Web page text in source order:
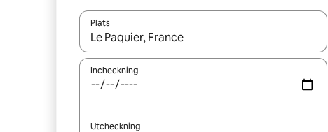
Plats
När resultaten är tillgängliga kan du navigera med
Incheckning
Utcheckning